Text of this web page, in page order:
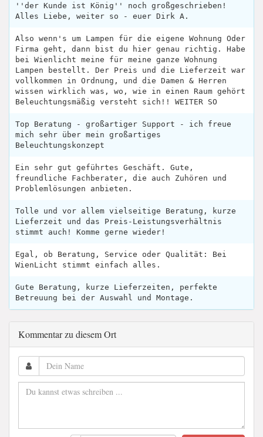
''der Kunde ist König'' noch großgeschrieben!
Alles Liebe, weiter so - euer Dirk A.
Also wenn's um Lampen für die eigene Wohnung Oder
Firma geht, dann bist du hier genau richtig. Habe
bei Wienlicht meine für meine ganze Wohnung
Lampen bestellt. Der Preis und die Lieferzeit war
vollkommen in Ordnung, und die Damen & Herren
wissen wirklich was, wo, wie in einen Raum gehört
Beleuchtungsmäßig versteht sich!! WEITER SO
Top Beratung - großartiger Support - ich freue
mich sehr über mein großartiges
Beleuchtungskonzept
Ein sehr gut geführtes Geschäft. Gute,
freundliche Fachberater, die auch Zuhören und
Problemlösungen anbieten.
Tolle und vor allem vielseitige Beratung, kurze
Lieferzeit und das Preis-Leistungsverhältnis
stimmt auch! Komme gerne wieder!
Egal, ob Beratung, Service oder Qualität: Bei
WienLicht stimmt einfach alles.
Gute Beratung, kurze Lieferzeiten, perfekte
Betreuung bei der Auswahl und Montage.
Kommentar zu diesem Ort